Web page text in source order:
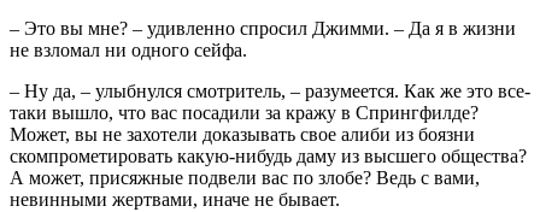
– Это вы мне? – удивленно спросил Джимми. – Да я в жизни
не взломал ни одного сейфа.
– Ну да, – улыбнулся смотритель, – разумеется. Как же это все-
таки вышло, что вас посадили за кражу в Спрингфилде?
Может, вы не захотели доказывать свое алиби из боязни
скомпрометировать какую-нибудь даму из высшего общества?
А может, присяжные подвели вас по злобе? Ведь с вами,
невинными жертвами, иначе не бывает.